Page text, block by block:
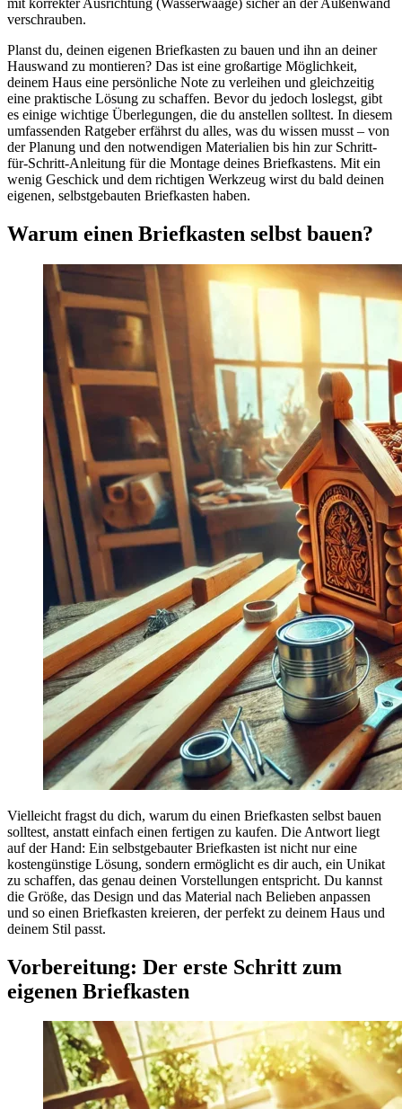
verschrauben.
Planst du, deinen eigenen Briefkasten zu bauen und ihn an deiner
Hauswand zu montieren? Das ist eine großartige Möglichkeit,
deinem Haus eine persönliche Note zu verleihen und gleichzeitig
eine praktische Lösung zu schaffen. Bevor du jedoch loslegst, gibt
es einige wichtige Überlegungen, die du anstellen solltest. In diesem
umfassenden Ratgeber erfährst du alles, was du wissen musst – von
der Planung und den notwendigen Materialien bis hin zur Schritt-
für-Schritt-Anleitung für die Montage deines Briefkastens. Mit ein
wenig Geschick und dem richtigen Werkzeug wirst du bald deinen
eigenen, selbstgebauten Briefkasten haben.
Warum einen Briefkasten selbst bauen?
Vielleicht fragst du dich, warum du einen Briefkasten selbst bauen
solltest, anstatt einfach einen fertigen zu kaufen. Die Antwort liegt
auf der Hand: Ein selbstgebauter Briefkasten ist nicht nur eine
kostengünstige Lösung, sondern ermöglicht es dir auch, ein Unikat
zu schaffen, das genau deinen Vorstellungen entspricht. Du kannst
die Größe, das Design und das Material nach Belieben anpassen
und so einen Briefkasten kreieren, der perfekt zu deinem Haus und
deinem Stil passt.
Vorbereitung: Der erste Schritt zum
eigenen Briefkasten